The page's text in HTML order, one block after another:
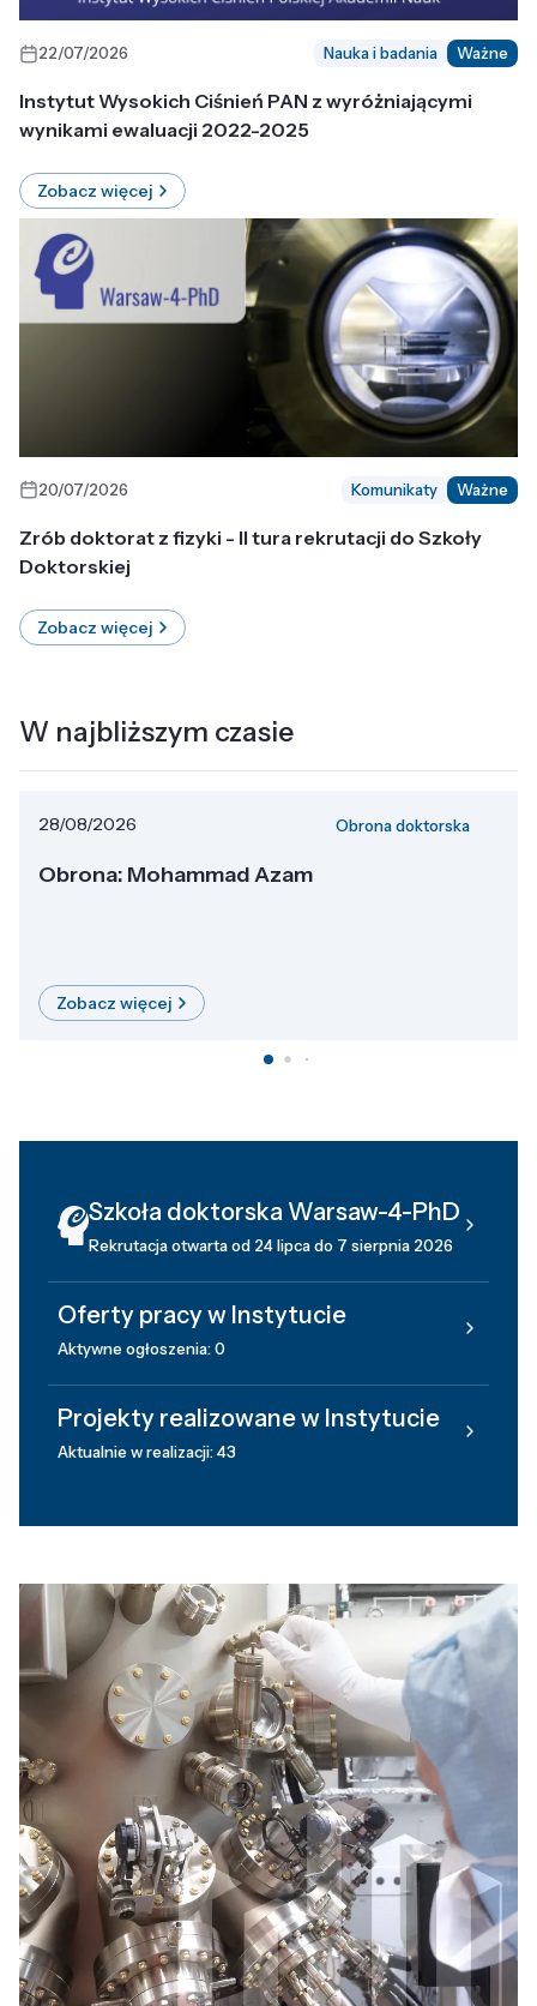
22/07/2026 Nauka i badania Ważne
Instytut Wysokich Ciśnień PAN z wyróżniającymi
wynikami ewaluacji 2022-2025
Zobacz więcej
20/07/2026 Komunikaty Ważne
Zrób doktorat z fizyki - II tura rekrutacji do Szkoły
Doktorskiej
Zobacz więcej
W najbliższym czasie
28/08/2026 Obrona doktorska
Obrona: Mohammad Azam
Zobacz więcej
Szkoła doktorska Warsaw-4-PhD
Rekrutacja otwarta od 24 lipca do 7 sierpnia 2026
Oferty pracy w Instytucie
Aktywne ogłoszenia: 0
Projekty realizowane w Instytucie
Aktualnie w realizacji: 43